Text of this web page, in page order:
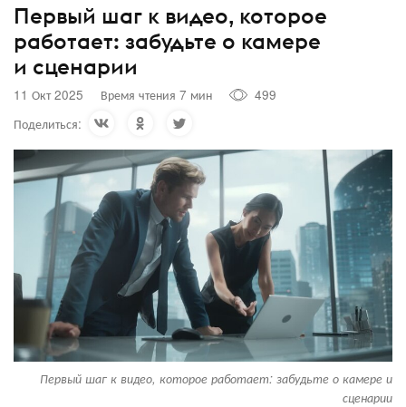
Первый шаг к видео, которое
работает: забудьте о камере
и сценарии
11 Окт 2025 Время чтения 7 мин
499
Поделиться:
Первый шаг к видео, которое работает: забудьте о камере и
сценарии